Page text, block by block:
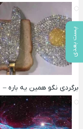
پست بعدی
برگردی نگو همین یه باره –